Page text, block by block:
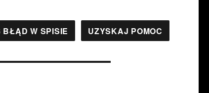
BŁĄD W SPISIE UZYSKAJ POMOC